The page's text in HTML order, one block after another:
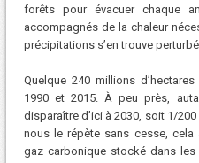
forêts pour évacuer chaque
accompagnés de la chaleur
précipitations s’en trouve
Quelque 240 millions
1990 et 2015. À peu près,
disparaître d’ici à 2030, soit 1/
nous le répète sans cesse,
gaz carbonique stocké dans